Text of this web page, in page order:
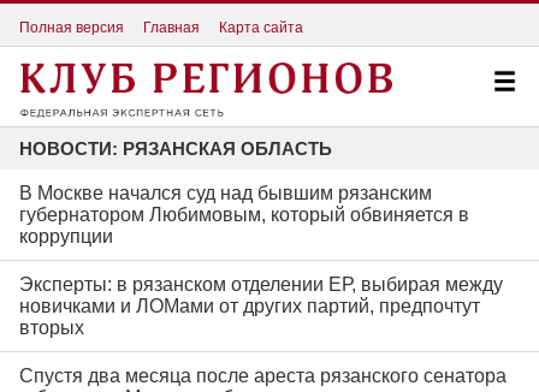
Полная версия Главная Карта сайта
НОВОСТИ: РЯЗАНСКАЯ ОБЛАСТЬ
В Москве начался суд над бывшим рязанским
губернатором Любимовым, который обвиняется в
коррупции
Эксперты: в рязанском отделении ЕР, выбирая между
новичками и ЛОМами от других партий, предпочтут
вторых
Спустя два месяца после ареста рязанского сенатора